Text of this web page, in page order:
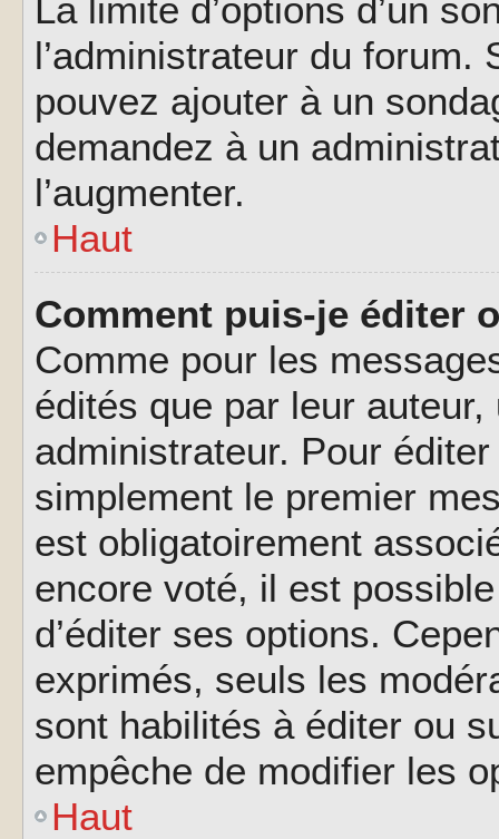
La limite d’options d’un
l’administrateur du forum.
pouvez ajouter à un
demandez à un
l’augmenter.
Haut
Comment puis-je éditer
Comme pour les
édités que par leur
administrateur. Pour
simplement le premier
est obligatoirement
encore voté, il est
d’éditer ses options.
exprimés, seuls les
sont habilités à éditer ou
empêche de modifier les
Haut